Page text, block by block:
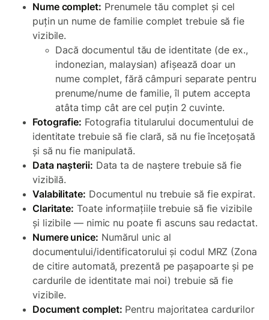
Nume complet: Prenumele tău complet și cel
puțin un nume de familie complet trebuie să fie
vizibile.
Dacă documentul tău de identitate (de ex.,
indonezian, malaysian) afișează doar un
nume complet, fără câmpuri separate pentru
prenume/nume de familie, îl putem accepta
atâta timp cât are cel puțin 2 cuvinte.
Fotografie: Fotografia titularului documentului de
identitate trebuie să fie clară, să nu fie încețoșată
și să nu fie manipulată.
Data nașterii: Data ta de naștere trebuie să fie
vizibilă.
Valabilitate: Documentul nu trebuie să fie expirat.
Claritate: Toate informațiile trebuie să fie vizibile
și lizibile — nimic nu poate fi ascuns sau redactat.
Numere unice: Numărul unic al
documentului/identificatorului și codul MRZ (Zona
de citire automată, prezentă pe pașapoarte și pe
cardurile de identitate mai noi) trebuie să fie
vizibile.
Document complet: Pentru majoritatea cardurilor